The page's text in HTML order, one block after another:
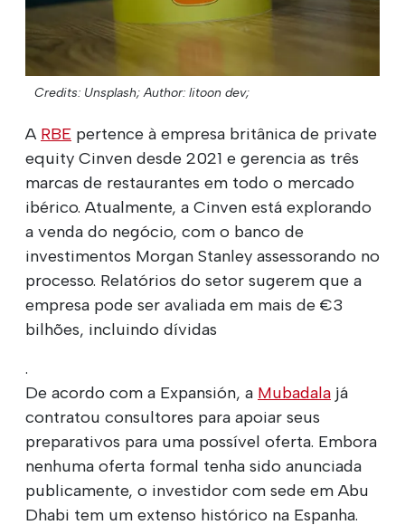
Credits: Unsplash; Author: litoon dev;
A RBE pertence à empresa britânica de private
equity Cinven desde 2021 e gerencia as três
marcas de restaurantes em todo o mercado
ibérico. Atualmente, a Cinven está explorando
a venda do negócio, com o banco de
investimentos Morgan Stanley assessorando no
processo. Relatórios do setor sugerem que a
empresa pode ser avaliada em mais de €3
bilhões, incluindo dívidas
.
De acordo com a Expansión, a Mubadala já
contratou consultores para apoiar seus
preparativos para uma possível oferta. Embora
nenhuma oferta formal tenha sido anunciada
publicamente, o investidor com sede em Abu
Dhabi tem um extenso histórico na Espanha.